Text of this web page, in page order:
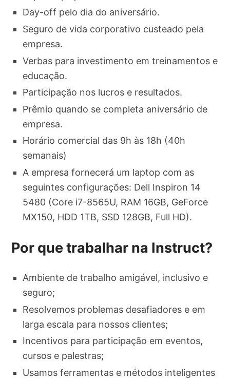
Day-off pelo dia do aniversário.
Seguro de vida corporativo custeado pela
empresa.
Verbas para investimento em treinamentos e
educação.
Participação nos lucros e resultados.
Prêmio quando se completa aniversário de
empresa.
Horário comercial das 9h às 18h (40h
semanais)
A empresa fornecerá um laptop com as
seguintes configurações: Dell Inspiron 14
5480 (Core i7-8565U, RAM 16GB, GeForce
MX150, HDD 1TB, SSD 128GB, Full HD).
Por que trabalhar na Instruct?
Ambiente de trabalho amigável, inclusivo e
seguro;
Resolvemos problemas desafiadores e em
larga escala para nossos clientes;
Incentivos para participação em eventos,
cursos e palestras;
Usamos ferramentas e métodos inteligentes